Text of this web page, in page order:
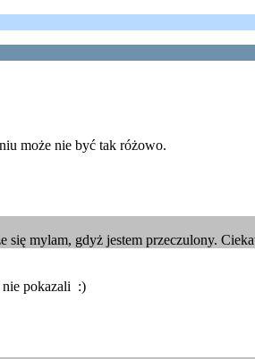
może nie być tak różowo.
mylam, gdyż jestem przeczulony.
nie pokazali :)